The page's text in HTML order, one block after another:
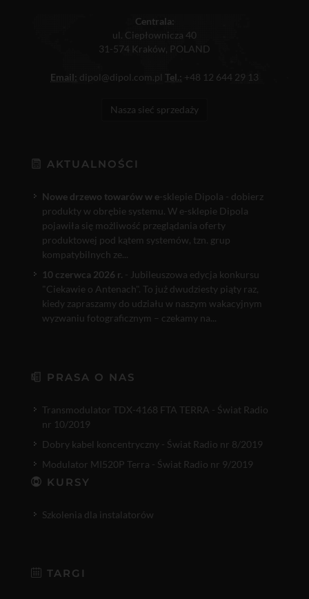
Centrala:
ul. Ciepłownicza 40
31-574 Kraków, POLAND
Email: dipol@dipol.com.pl Tel.: +48 12 644 29 13
Nasza sieć sprzedaży
AKTUALNOŚCI
Nowe drzewo towarów w e-sklepie Dipola - dobierz
produkty w obrębie systemu. W e-sklepie Dipola
pojawiła się możliwość przeglądania oferty
produktowej pod kątem systemów, tzn. grup
kompatybilnych ze...
10 czerwca 2026 r. - Jubileuszowa edycja konkursu
"Ciekawie o Antenach". To już dwudziesty piąty raz,
kiedy zapraszamy do udziału w naszym wakacyjnym
wyzwaniu fotograficznym – czekamy na...
PRASA O NAS
Transmodulator TDX-4168 FTA TERRA - Świat Radio
nr 10/2019
Dobry kabel koncentryczny - Świat Radio nr 8/2019
Modulator MI520P Terra - Świat Radio nr 9/2019
KURSY
Szkolenia dla instalatorów
TARGI